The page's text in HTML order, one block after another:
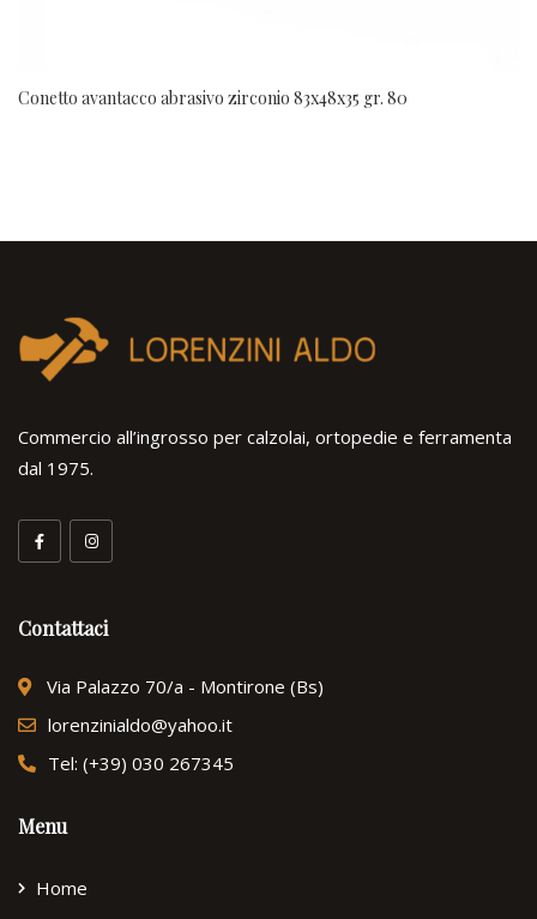
Conetto avantacco abrasivo zirconio 83x48x35 gr. 80
Commercio all’ingrosso per calzolai, ortopedie e ferramenta
dal 1975.
Contattaci
Via Palazzo 70/a - Montirone (Bs)
lorenzinialdo@yahoo.it
Tel: (+39) 030 267345
Menu
Home